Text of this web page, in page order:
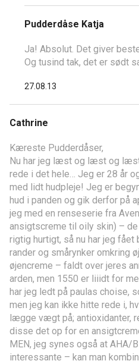
Pudderdåse Katja
Ja! Absolut. Det giver
Og tusind tak, det er sødt
27.08.13
Cathrine
Kæreste Pudderdåser,
Nu har jeg læst og læst og
rede i det hele… Jeg er 28 år
med lidt hudpleje! Jeg er
hud i panden og gik derfor på
jeg med en renseserie fra
ansigtscreme til oily skin) –
rigtig hurtigt, så nu har jeg
rander og smårynker omkring
øjencreme – faldt over jeres
arden, men 1550 er liiidt for
har jeg ledt på paulas choise,
men jeg kan ikke hitte rede i,
lægge vægt på; antioxidanter,
disse det op for en
MEN, jeg synes også at AHA/
interessante – kan man